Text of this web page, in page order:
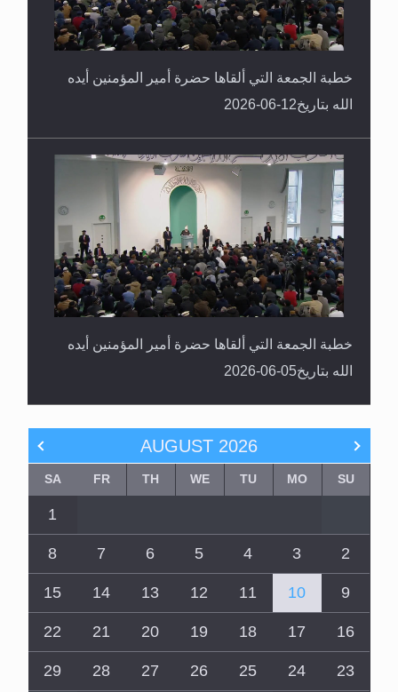
خطبة الجمعة التي ألقاها حضرة أمير المؤمنين أيده
الله بتاريخ12-06-2026
خطبة الجمعة التي ألقاها حضرة أمير المؤمنين أيده
الله بتاريخ05-06-2026
AUGUST 2026
SU
MO
TU
WE
TH
FR
SA
1
2
3
4
5
6
7
8
9
10
11
12
13
14
15
16
17
18
19
20
21
22
23
24
25
26
27
28
29